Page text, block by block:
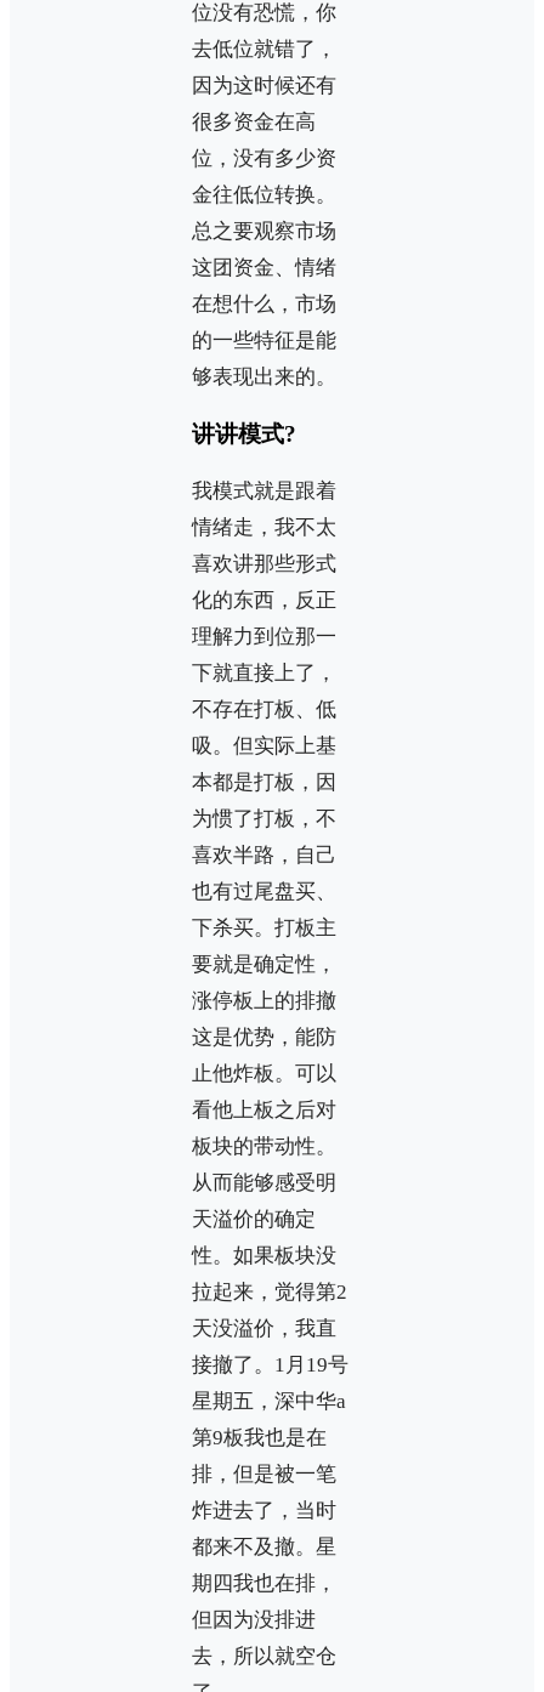
位没有恐慌，你
去低位就错了，
因为这时候还有
很多资金在高
位，没有多少资
金往低位转换。
总之要观察市场
这团资金、情绪
在想什么，市场
的一些特征是能
够表现出来的。
讲讲模式?
我模式就是跟着
情绪走，我不太
喜欢讲那些形式
化的东西，反正
理解力到位那一
下就直接上了，
不存在打板、低
吸。但实际上基
本都是打板，因
为惯了打板，不
喜欢半路，自己
也有过尾盘买、
下杀买。打板主
要就是确定性，
涨停板上的排撤
这是优势，能防
止他炸板。可以
看他上板之后对
板块的带动性。
从而能够感受明
天溢价的确定
性。如果板块没
拉起来，觉得第2
天没溢价，我直
接撤了。1月19号
星期五，深中华a
第9板我也是在
排，但是被一笔
炸进去了，当时
都来不及撤。星
期四我也在排，
但因为没排进
去，所以就空仓